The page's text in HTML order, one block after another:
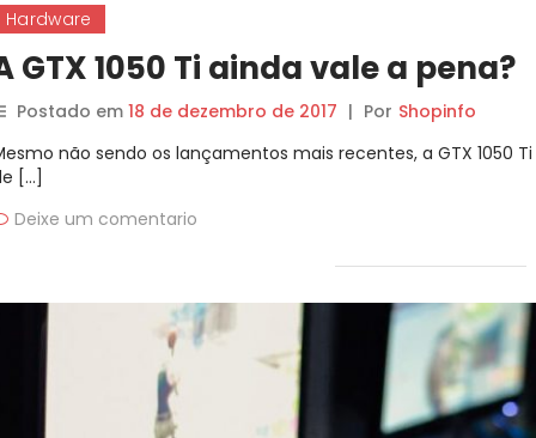
Hardware
GTX 1050 Ti ainda vale a pena?
Postado em 18 de dezembro de 2017 | Por Shopinfo
não sendo os lançamentos mais recentes, a GTX 1050
[…]
Deixe um comentario